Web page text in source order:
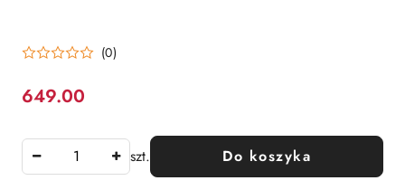
(0)
Cena:
649.00
szt. Do koszyka